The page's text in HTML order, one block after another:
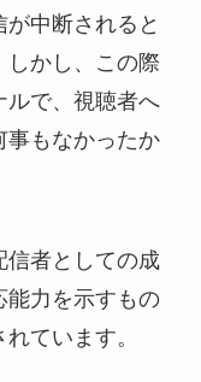
が中断されると
しかし、この際
ルで、視聴者へ
事もなかったか
信者としての成
能力を示すもの
ています。